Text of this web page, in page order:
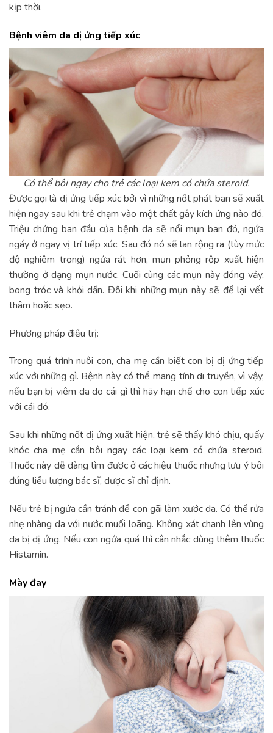
kịp thời.
Bệnh viêm da dị ứng tiếp xúc
Có thể bôi ngay cho trẻ các loại kem có chứa steroid.
Được gọi là dị ứng tiếp xúc bởi vì những nốt phát ban sẽ xuất
hiện ngay sau khi trẻ chạm vào một chất gây kích ứng nào đó.
Triệu chứng ban đầu của bệnh da sẽ nổi mụn ban đỏ, ngứa
ngáy ở ngay vị trí tiếp xúc. Sau đó nó sẽ lan rộng ra (tùy mức
độ nghiêm trọng) ngứa rát hơn, mụn phỏng rộp xuất hiện
thường ở dạng mụn nước. Cuối cùng các mụn này đóng vảy,
bong tróc và khỏi dần. Đôi khi những mụn này sẽ để lại vết
thâm hoặc sẹo.
Phương pháp điều trị:
Trong quá trình nuôi con, cha mẹ cần biết con bị dị ứng tiếp
xúc với những gì. Bệnh này có thể mang tính di truyền, vì vậy,
nếu bạn bị viêm da do cái gì thì hãy hạn chế cho con tiếp xúc
với cái đó.
Sau khi những nốt dị ứng xuất hiện, trẻ sẽ thấy khó chịu, quấy
khóc cha mẹ cần bôi ngay các loại kem có chứa steroid.
Thuốc này dễ dàng tìm được ở các hiệu thuốc nhưng lưu ý bôi
đúng liều lượng bác sĩ, dược sĩ chỉ định.
Nếu trẻ bị ngứa cần tránh để con gãi làm xước da. Có thể rửa
nhẹ nhàng da với nước muối loãng. Không xát chanh lên vùng
da bị dị ứng. Nếu con ngứa quá thì cân nhắc dùng thêm thuốc
Histamin.
Mày đay